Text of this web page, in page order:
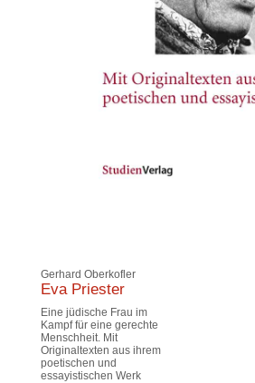
Gerhard Oberkofler
Eva Priester
Eine jüdische Frau im
Kampf für eine gerechte
Menschheit. Mit
Originaltexten aus ihrem
poetischen und
essayistischen Werk